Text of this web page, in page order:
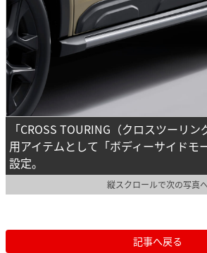
「CROSS TOURING（クロスツーリン
用アイテムとして「ボディーサイドモ
設定。
縦スクロールで次の写真
記事へ戻る